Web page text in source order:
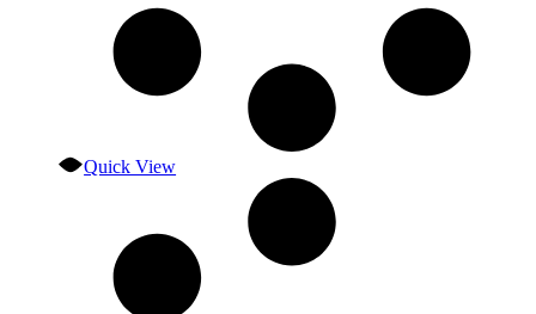
Quick View